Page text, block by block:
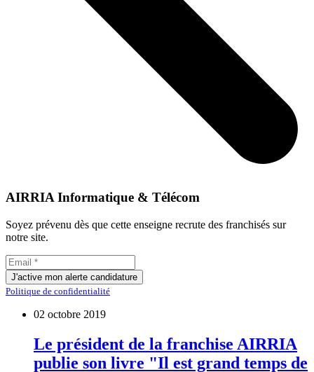
AIRRIA Informatique & Télécom
Soyez prévenu dès que cette enseigne recrute des franchisés sur
notre site.
J'active mon alerte candidature
Politique de confidentialité
02 octobre 2019
Le président de la franchise AIRRIA
publie son livre "Il est grand temps de